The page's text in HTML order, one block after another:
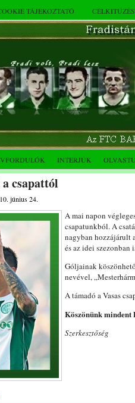
TÁJÉKOZTATÓ
INTERJÚK
csapattól
június 24.
A mai napon
csapatunkból.A
nagyban hozzájárult
és az idei
Góljainak
nevével,
A támadó a Vasas
Köszönünk mindent
Szerkesztőség